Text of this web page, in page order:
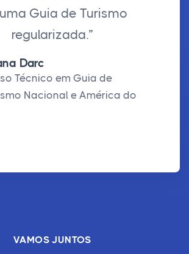
Guia de Turismo
regularizada.”
Darc
Técnico em Guia de
Nacional e América do
VAMOS JUNTOS